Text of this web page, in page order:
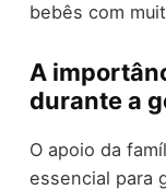
bebês com
A
durante a
O apoio da
essencial para